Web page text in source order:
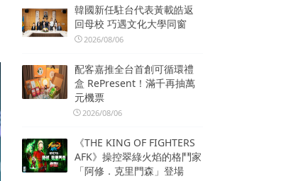
韓國新任駐台代表黃載皓返
回母校 巧遇文化大學同窗
2026/08/06
配客嘉推全台首創可循環禮
盒 RePresent！滿千再抽萬
元機票
2026/08/06
《THE KING OF FIGHTERS
AFK》操控翠綠火焰的格鬥家
「阿修．克里門森」登場